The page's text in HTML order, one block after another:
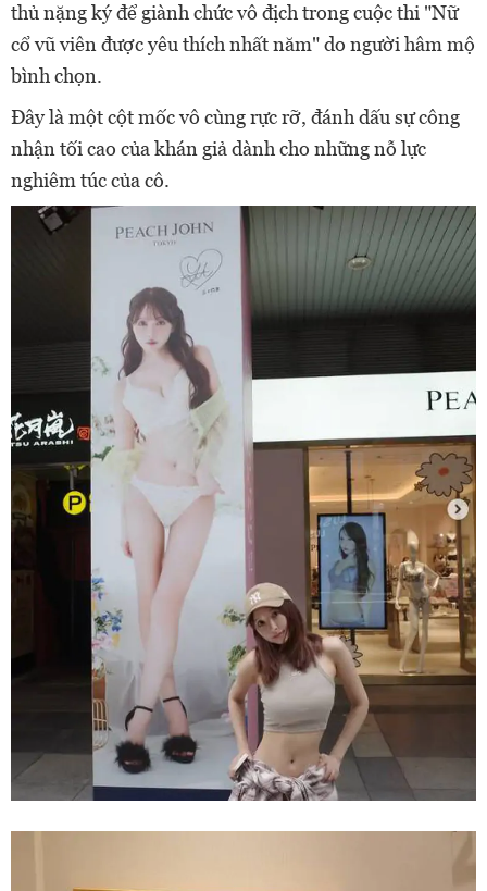
thủ nặng ký để giành chức vô địch trong cuộc thi "Nữ
cổ vũ viên được yêu thích nhất năm" do người hâm mộ
bình chọn.
Đây là một cột mốc vô cùng rực rỡ, đánh dấu sự công
nhận tối cao của khán giả dành cho những nỗ lực
nghiêm túc của cô.